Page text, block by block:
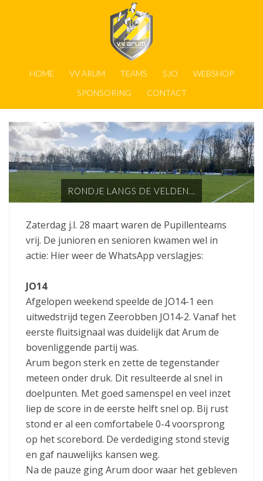
HOME VV ARUM TEAMS SJO
WEBSHOP
SPONSORING
CONTACT
RONDJE LANGS DE VELDEN…
Zaterdag j.l. 28 maart waren de Pupillenteams
vrij. De junioren en senioren kwamen wel in
actie: Hier weer de WhatsApp verslagjes:
JO14
Afgelopen weekend speelde de JO14-1 een
uitwedstrijd tegen Zeerobben JO14-2. Vanaf het
eerste fluitsignaal was duidelijk dat Arum de
bovenliggende partij was.
Arum begon sterk en zette de tegenstander
meteen onder druk. Dit resulteerde al snel in
doelpunten. Met goed samenspel en veel inzet
liep de score in de eerste helft snel op. Bij rust
stond er al een comfortabele 0-4 voorsprong
op het scorebord. De verdediging stond stevig
en gaf nauwelijks kansen weg.
Na de pauze ging Arum door waar het gebleven